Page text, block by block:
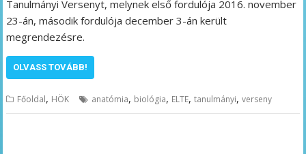
Tanulmányi Versenyt, melynek első fordulója 2016. november
23-án, második fordulója december 3-án került
megrendezésre.
OLVASS TOVÁBB!
Főoldal, HÖK anatómia, biológia, ELTE,tanulmányi,verseny